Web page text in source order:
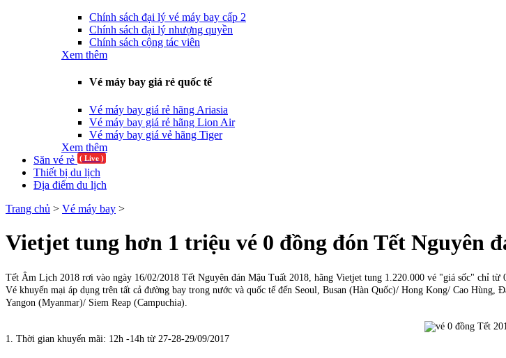
Chính sách đại lý vé máy bay cấp 2
Chính sách đại lý nhượng quyền
Chính sách cộng tác viên
Xem thêm
Vé máy bay giá rẻ quốc tế
Vé máy bay giá rẻ hãng Ariasia
Vé máy bay giá rẻ hãng Lion Air
Vé máy bay giá vẻ hãng Tiger
Xem thêm
Săn vé rẻ ( Live )
Thiết bị du lịch
Địa điểm du lịch
Trang chủ > Vé máy bay >
​Vietjet tung hơn 1 triệu vé 0 đồng đón Tết Nguyên
Tết Âm Lịch 2018 rơi vào ngày 16/02/2018 Tết Nguyên đán Mậu Tuất 2018, hãng Vietjet tung 1.220.000 vé "giá sốc" chỉ
Vé khuyến mại áp dụng trên tất cả đường bay trong nước và quốc tế đến Seoul, Busan (Hàn Quốc)/ Hong Kong/ Cao
Yangon (Myanmar)/ Siem Reap (Campuchia).
1. Thời gian khuyến mãi: 12h -14h từ 27-28-29/09/2017